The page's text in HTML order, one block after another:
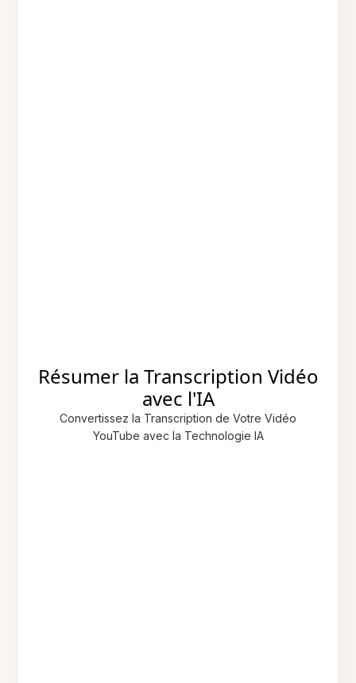
Résumer la Transcription Vidéo
avec l'IA
Convertissez la Transcription de Votre Vidéo
YouTube avec la Technologie IA